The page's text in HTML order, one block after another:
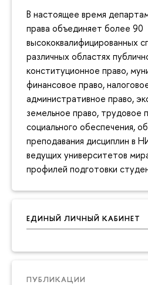
В настоящее время
права объединяет более 90
высококвалифицированных
различных областях
конституционное право,
финансовое право,
административное право,
земельное право, трудовое
социального обеспечения,
преподавания дисциплин в
ведущих университетов
профилей подготовки
ЕДИНЫЙ ЛИЧНЫЙ КАБИНЕТ
ПУБЛИКАЦИИ